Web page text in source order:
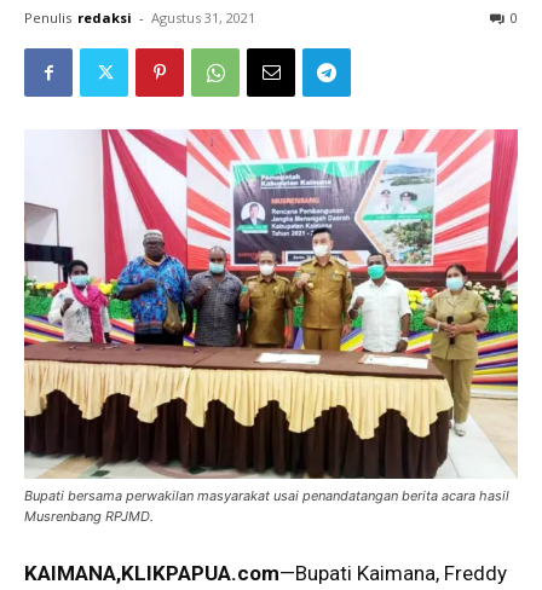
Penulis redaksi - Agustus 31, 2021 0
Bupati bersama perwakilan masyarakat usai penandatangan berita acara hasil
Musrenbang RPJMD.
KAIMANA,KLIKPAPUA.com—Bupati Kaimana, Freddy